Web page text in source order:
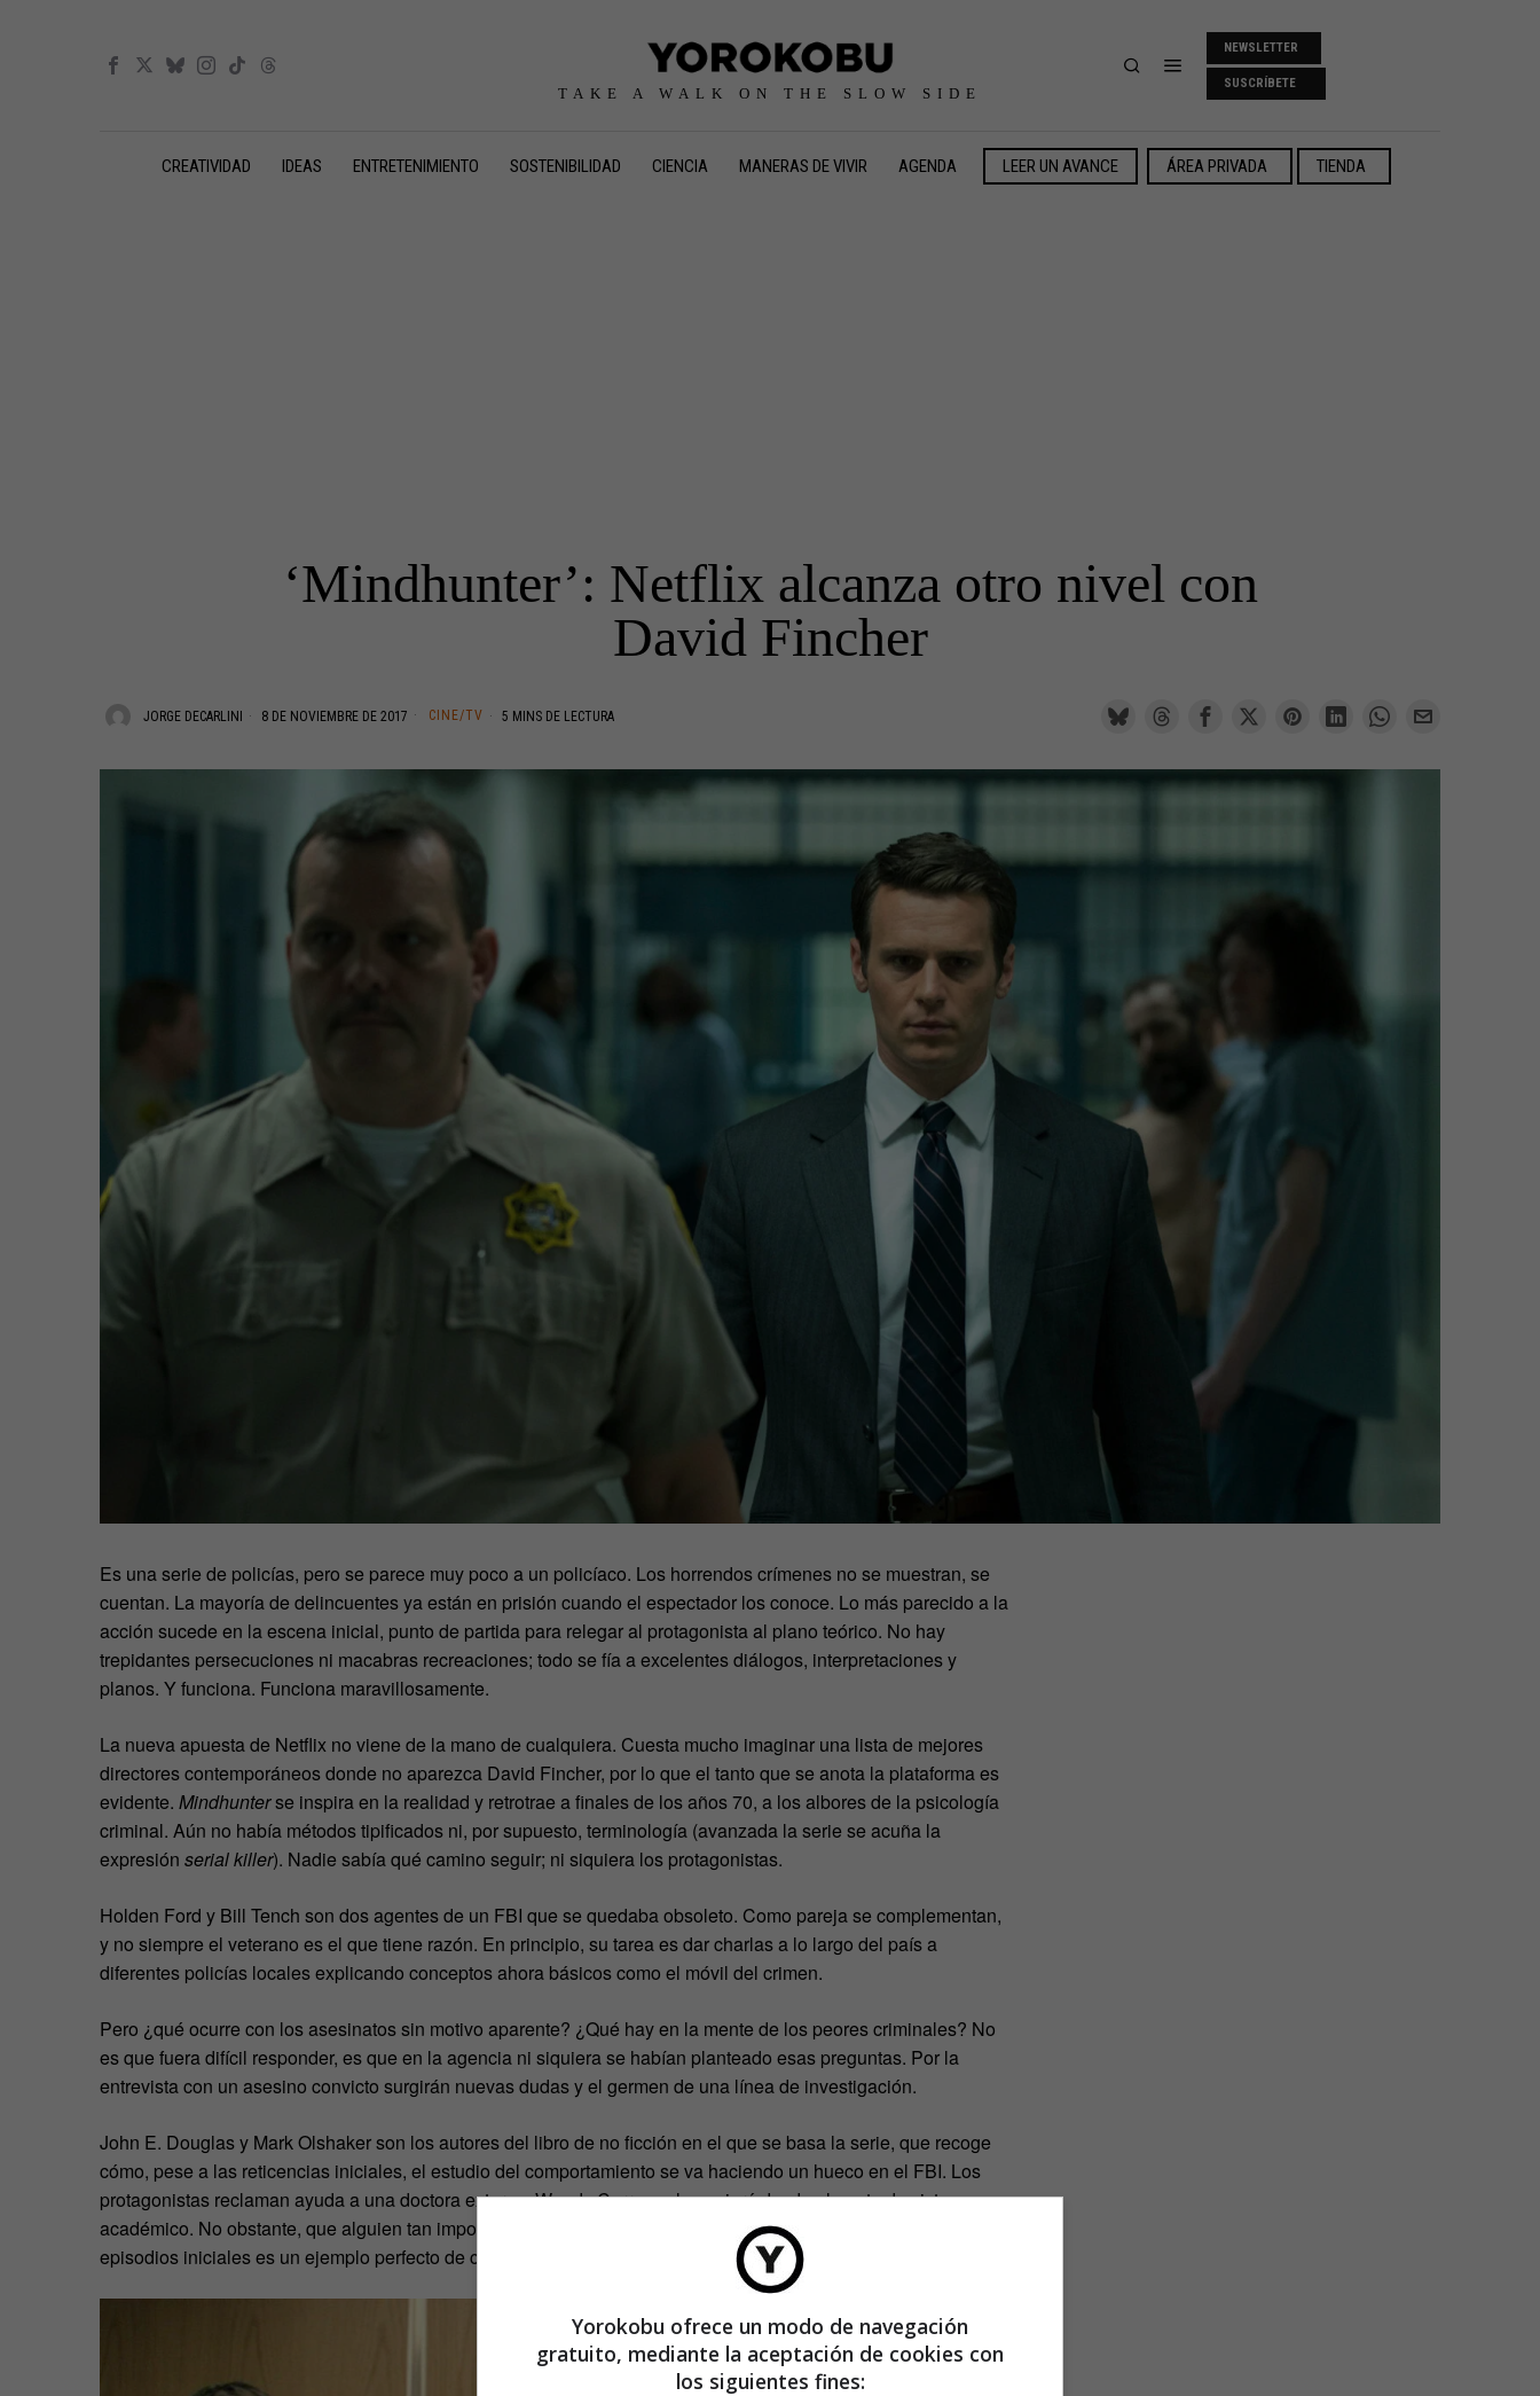
TAKE A WALK ON THE SLOW SIDE
NEWSLETTER
SUSCRÍBETE
CREATIVIDAD IDEAS ENTRETENIMIENTO SOSTENIBILIDAD CIENCIA MANERAS DE VIVIR AGENDA LEER UN AVANCE ÁREA PRIVADA TIENDA
‘Mindhunter’: Netflix alcanza otro nivel con
David Fincher
JORGE DECARLINI 8 DE NOVIEMBRE DE 2017 CINE/TV 5 MINS DE LECTURA
Es una serie de policías, pero se parece muy poco a un policíaco. Los horrendos crímenes no se muestran, se
cuentan. La mayoría de delincuentes ya están en prisión cuando el espectador los conoce. Lo más parecido a la
acción sucede en la escena inicial, punto de partida para relegar al protagonista al plano teórico. No hay
trepidantes persecuciones ni macabras recreaciones; todo se fía a excelentes diálogos, interpretaciones y
planos. Y funciona. Funciona maravillosamente.
La nueva apuesta de Netflix no viene de la mano de cualquiera. Cuesta mucho imaginar una lista de mejores
directores contemporáneos donde no aparezca David Fincher, por lo que el tanto que se anota la plataforma es
evidente. Mindhunterse inspira en la realidad y retrotrae a finales de los años 70, a los albores de la psicología
criminal. Aún no había métodos tipificados ni, por supuesto, terminología (avanzada la serie se acuña la
expresión serial killer). Nadie sabía qué camino seguir; ni siquiera los protagonistas.
Holden Ford y Bill Tench son dos agentes de un FBI que se quedaba obsoleto. Como pareja se complementan,
y no siempre el veterano es el que tiene razón. En principio, su tarea es dar charlas a lo largo del país a
diferentes policías locales explicando conceptos ahora básicos como el móvil del crimen.
Pero ¿qué ocurre con los asesinatos sin motivo aparente? ¿Qué hay en la mente de los peores criminales? No
es que fuera difícil responder, es que en la agencia ni siquiera se habían planteado esas preguntas. Por la
entrevista con un asesino convicto surgirán nuevas dudas y el germen de una línea de investigación.
John E. Douglas y Mark Olshaker son los autores del libro de no ficción en el que se basa la serie, que recoge
cómo, pese a las reticencias iniciales, el estudio del comportamiento se va haciendo un hueco en el FBI. Los
protagonistas reclaman ayuda a una doctora externa, Wendy Carr, que les guiará desde el punto de vista
académico. No obstante, que alguien tan importante para la trama como la psicóloga no aparezca en los
episodios iniciales es un ejemplo perfecto de cómo ha sido concebida esta serie.
Yorokobu ofrece un modo de navegación
gratuito, mediante la aceptación de cookies con
los siguientes fines: